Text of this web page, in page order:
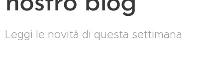
Leggi le novità di questa settimana